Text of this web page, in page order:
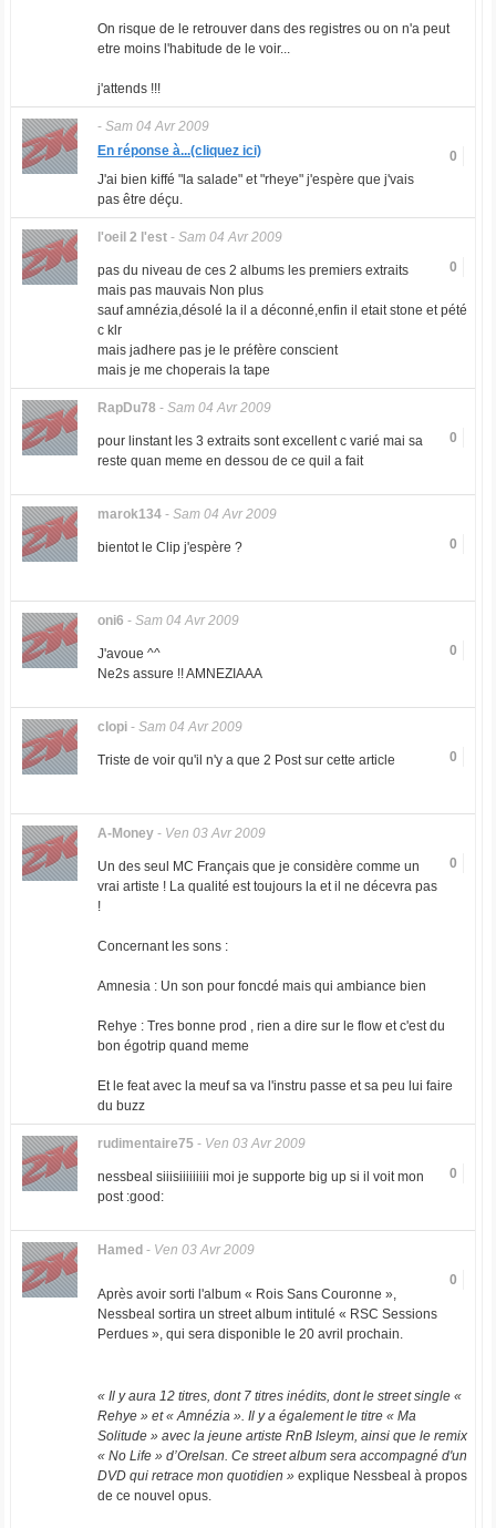
On risque de le retrouver dans des registres ou on n'a peut
etre moins l'habitude de le voir...
j'attends !!!
- Sam 04 Avr 2009
0
En réponse à...(cliquez ici)
J'ai bien kiffé "la salade" et "rheye" j'espère que j'vais
pas être déçu.
l'oeil 2 l'est- Sam 04 Avr 2009
0
pas du niveau de ces 2 albums les premiers extraits
mais pas mauvais Non plus
sauf amnézia,désolé la il a déconné,enfin il etait stone et pété
c klr
mais jadhere pas je le préfère conscient
mais je me choperais la tape
RapDu78 - Sam 04 Avr 2009
0
pour linstant les 3 extraits sont excellent c varié mai sa
reste quan meme en dessou de ce quil a fait
marok134- Sam 04 Avr 2009
0
bientot le Clip j'espère ?
oni6 - Sam 04 Avr 2009
0
J'avoue ^^
Ne2s assure !! AMNEZIAAA
clopi- Sam 04 Avr 2009
0
Triste de voir qu'il n'y a que 2 Post sur cette article
A-Money- Ven 03 Avr 2009
0
Un des seul MC Français que je considère comme un
vrai artiste ! La qualité est toujours la et il ne décevra pas
!
Concernant les sons :
Amnesia : Un son pour foncdé mais qui ambiance bien
Rehye : Tres bonne prod , rien a dire sur le flow et c'est du
bon égotrip quand meme
Et le feat avec la meuf sa va l'instru passe et sa peu lui faire
du buzz
rudimentaire75- Ven 03 Avr 2009
0
nessbeal siiisiiiiiiiii moi je supporte big up si il voit mon
post :good:
Hamed - Ven 03 Avr 2009
0
Après avoir sorti l'album « Rois Sans Couronne »,
Nessbeal sortira un street album intitulé « RSC Sessions
Perdues », qui sera disponible le 20 avril prochain.
« Il y aura 12 titres, dont 7 titres inédits, dont le street single «
Rehye » et « Amnézia ». Il y a également le titre « Ma
Solitude » avec la jeune artiste RnB Isleym, ainsi que le remix
« No Life » d’Orelsan. Ce street album sera accompagné d'un
DVD qui retrace mon quotidien » explique Nessbeal à propos
de ce nouvel opus.